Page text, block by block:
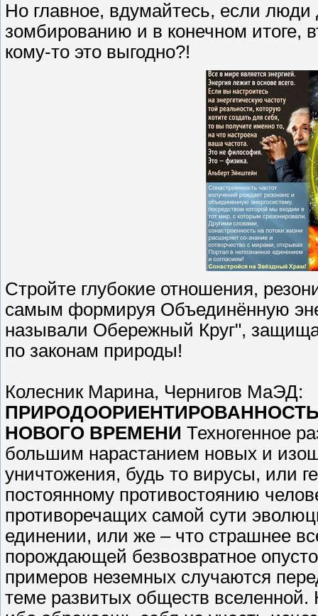
Но главное, вдумайтесь, если
зомбированию и в конечном итоге,
кому-то это выгодно?!
Стройте глубокие отношения,
самым формируя Объединённую
называли Обережный Круг",
по законам природы!
Колесник Марина, Чернигов МаЭД:
НОВОГО ВРЕМЕНИ Техногенное
большим нарастанием новых и
уничтожения, будь то вирусы, или
постоянному противостоянию
противоречащих самой сути
единении, или же – что страшнее
порождающей безвозвратное
примеров неземных случаются
теме развитых обществ вселенной.